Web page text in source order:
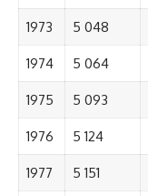
1973 5 048
1974 5 064
1975 5 093
1976 5 124
1977 5 151